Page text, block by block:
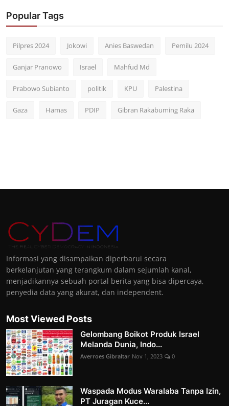
Popular Tags
Pilpres 2024 Jokowi Anies Baswedan Pemilu 2024
Ganjar Pranowo Israel Mahfud Md
Prabowo Subianto politik KPU Palestina
Gaza Hamas PDIP Gibran Rakabuming Raka
Informasi yang disampaikan diperbarui secara
berkelanjutan yang terangkum dalam sejumlah kanal,
menjadikannya sebuah portal berita yang bisa dipercaya,
penyedia data yang akurat, dan independent.
Most Viewed Posts
Gelombang Boikot Produk Israel
Melanda Dunia, Indo...
Averroes Gibraltar Nov 1, 2023 0
Waspada Modus Waralaba Tanpa Izin,
PT Juragan Kuce...